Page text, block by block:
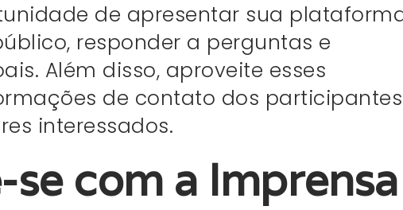
de apresentar sua
responder a perguntas e
Além disso, aproveite esses
de contato dos
interessados.
com a Imprensa